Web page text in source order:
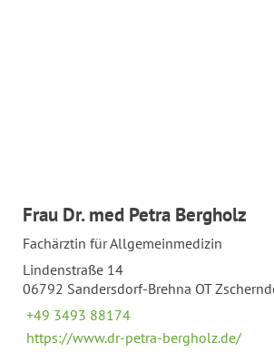
Frau Dr. med Petra Bergholz
Fachärztin für Allgemeinmedizin
Lindenstraße 14
06792 Sandersdorf-Brehna OT
+49 3493 88174
https://www.dr-petra-bergholz.de/